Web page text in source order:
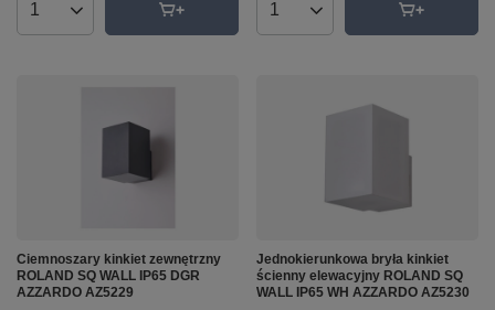
Ilość produktów Ilość produktów
Ciemnoszary kinkiet zewnętrzny
ROLAND SQ WALL IP65 DGR
AZZARDO AZ5229
Jednokierunkowa bryła kinkiet
ścienny elewacyjny ROLAND SQ
WALL IP65 WH AZZARDO AZ5230